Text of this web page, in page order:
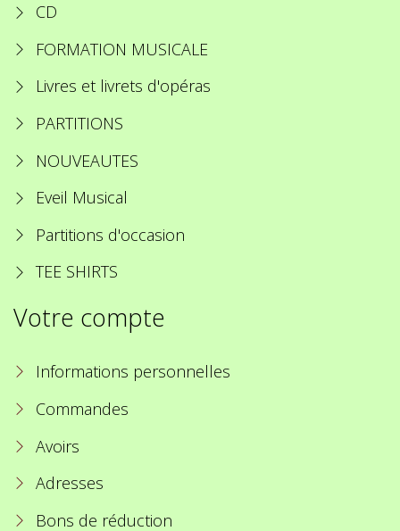
CD
FORMATION MUSICALE
Livres et livrets d'opéras
PARTITIONS
NOUVEAUTES
Eveil Musical
Partitions d'occasion
TEE SHIRTS
Votre compte
Informations personnelles
Commandes
Avoirs
Adresses
Bons de réduction